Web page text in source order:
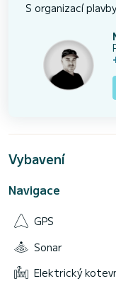
S organizací
Vybavení
Navigace
GPS
Sonar
Elektrický